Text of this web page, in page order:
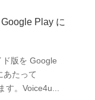
Play に
版を Google
あたって
。Voice4u...